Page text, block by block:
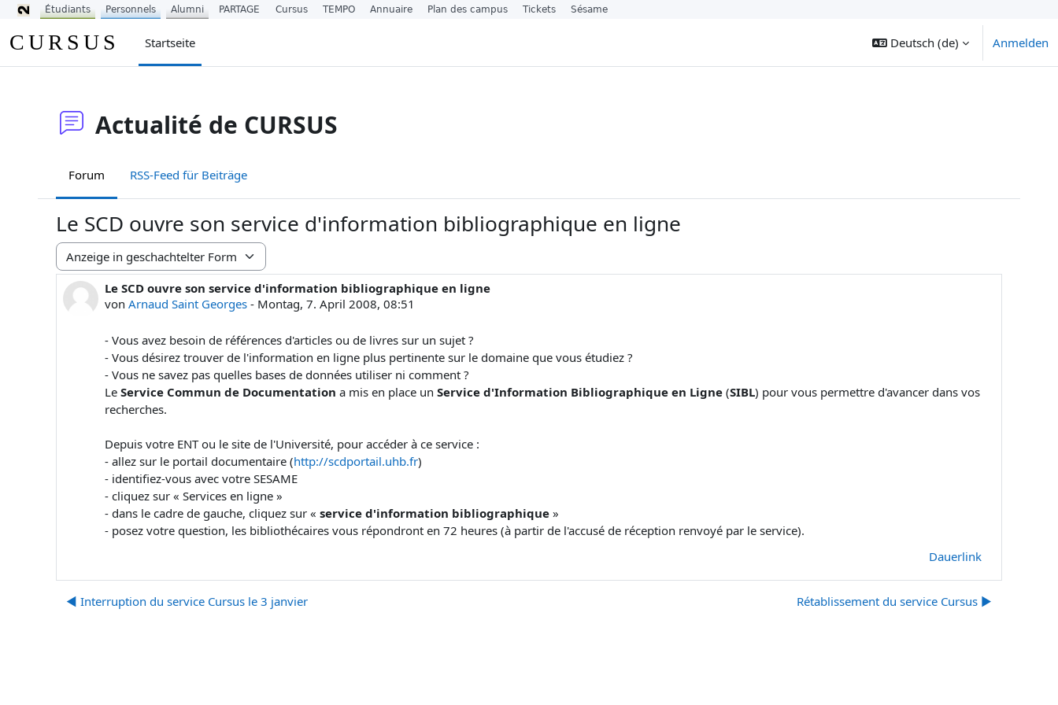
CURSUS Startseite Deutsch ‎(de)‎ Anmelden
Actualité de CURSUS
Forum RSS-Feed für Beiträge
Le SCD ouvre son service d'information bibliographique en ligne
Anzeigemodus
Le SCD ouvre son service d'information bibliographique en ligne
von Arnaud Saint Georges - Montag, 7. April 2008, 08:51
Anzahl Antworten: 0
- Vous avez besoin de références d'articles ou de livres sur un sujet ?
- Vous désirez trouver de l'information en ligne plus pertinente sur le domaine que vous étudiez ?
- Vous ne savez pas quelles bases de données utiliser ni comment ?
Le Service Commun de Documentation a mis en place un Service d'Information Bibliographique en Ligne (SIBL) pour vous permettre d'avancer dans vos
recherches.
Depuis votre ENT ou le site de l'Université, pour accéder à ce service :
- allez sur le portail documentaire (http://scdportail.uhb.fr)
- identifiez-vous avec votre SESAME
- cliquez sur « Services en ligne »
- dans le cadre de gauche, cliquez sur « service d'information bibliographique »
- posez votre question, les bibliothécaires vous répondront en 72 heures (à partir de l'accusé de réception renvoyé par le service).
Dauerlink
◀︎ Interruption du service Cursus le 3 janvier Rétablissement du service Cursus ▶︎
Étudiants Personnels Alumni PARTAGE Cursus TEMPO Annuaire Plan des campus Tickets Sésame